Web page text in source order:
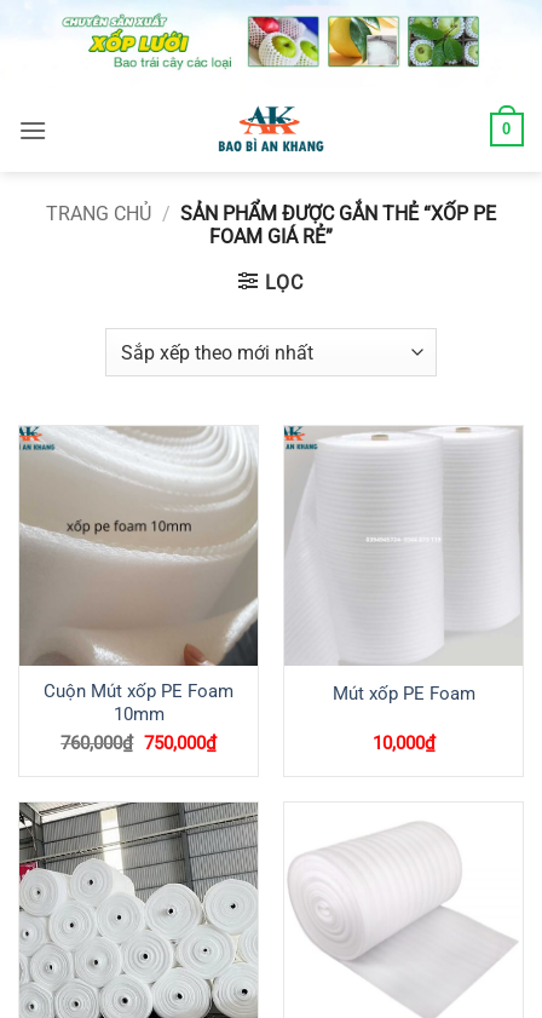
0
TRANG CHỦ / SẢN PHẨM ĐƯỢC GẮN THẺ “XỐP PE
FOAM GIÁ RẺ”
LỌC
Cuộn Mút xốp PE Foam
10mm
760,000₫ Giá
là:
760,000₫.
750,000₫Giá
hiện
tại
là:
750,000₫.
Mút xốp PE Foam
10,000₫